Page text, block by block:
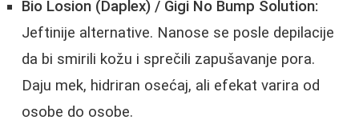
Bio Losion (Daplex) / Gigi No Bump Solution:
Jeftinije alternative. Nanose se posle depilacije
da bi smirili kožu i sprečili zapušavanje pora.
Daju mek, hidriran osećaj, ali efekat varira od
osobe do osobe.